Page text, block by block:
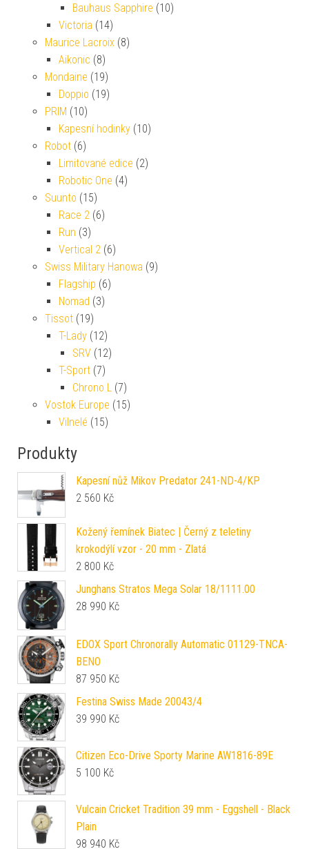
Bauhaus Sapphire (10)
Victoria (14)
Maurice Lacroix (8)
Aikonic (8)
Mondaine (19)
Doppio (19)
PRIM (10)
Kapesní hodinky (10)
Robot (6)
Limitované edice (2)
Robotic One (4)
Suunto (15)
Race 2 (6)
Run (3)
Vertical 2 (6)
Swiss Military Hanowa (9)
Flagship (6)
Nomad (3)
Tissot (19)
T-Lady (12)
SRV (12)
T-Sport (7)
Chrono L (7)
Vostok Europe (15)
Vilnelé (15)
Produkty
Kapesní nůž Mikov Predator 241-ND-4/KP
2 560 Kč
Kožený řemínek Biatec | Černý z teletiny
krokodýlí vzor - 20 mm - Zlatá
2 800 Kč
Junghans Stratos Mega Solar 18/1111.00
28 990 Kč
EDOX Sport Chronorally Automatic 01129-TNCA-
BENO
87 950 Kč
Festina Swiss Made 20043/4
39 990 Kč
Citizen Eco-Drive Sporty Marine AW1816-89E
5 100 Kč
Vulcain Cricket Tradition 39 mm - Eggshell - Black
Plain
98 940 Kč